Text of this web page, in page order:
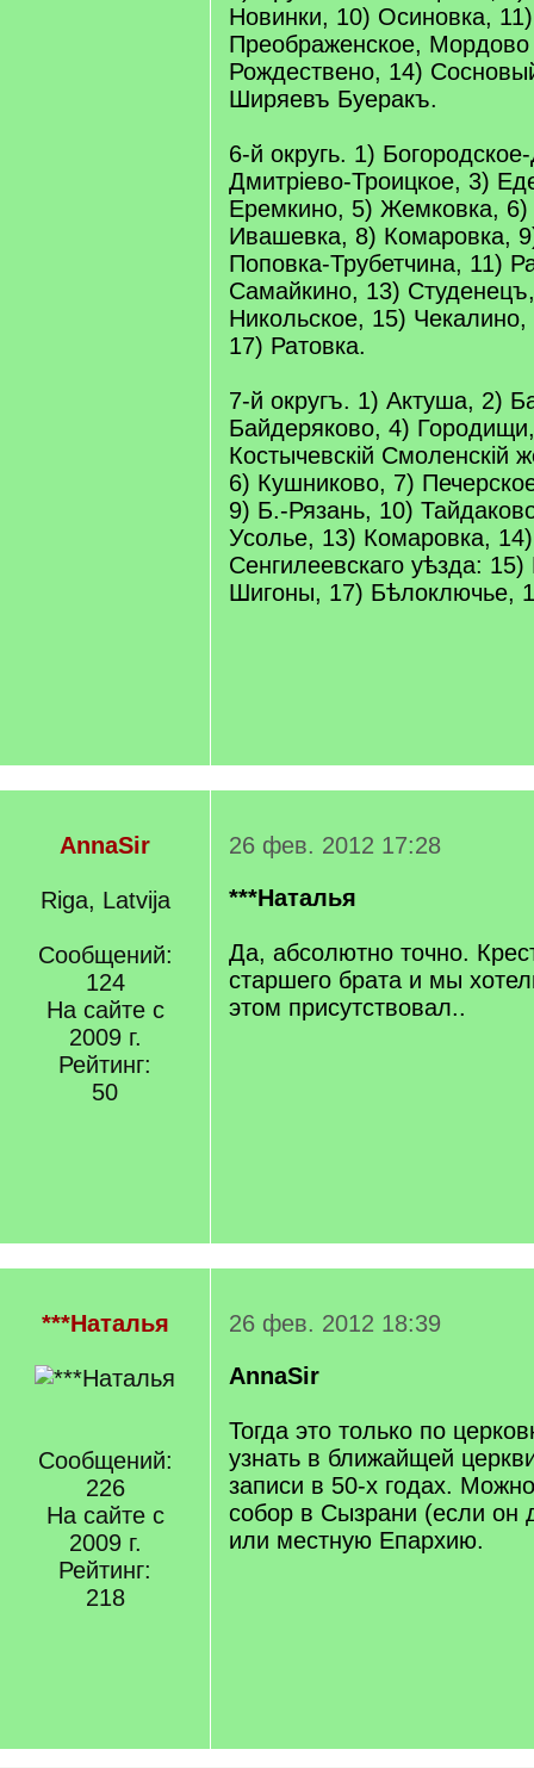
Новинки, 10) Осиновка,
Преображенское,
Рождествено, 14)
Ширяевъ Буеракъ.
6-й округь. 1)
Дмитріево-Троицкое, 3)
Еремкино, 5) Жемковка, 6)
Ивашевка, 8) Комаровка,
Поповка-Трубетчина, 11)
Самайкино, 13)
Никольское, 15)
17) Ратовка.
7-й округъ. 1) Актуша, 2)
Байдеряково, 4)
Костычевскій Смоленскій
6) Кушниково, 7)
9) Б.-Рязань, 10)
Усолье, 13) Комаровка,
Сенгилеевскаго уѣзда:
Шигоны, 17) Бѣлоключье,
AnnaSir
Riga, Latvija
Сообщений:
124
На сайте с
2009 г.
Рейтинг:
50
26 фев. 2012 17:28
***Наталья
Да, абсолютно точно.
старшего брата и мы
этом присутствовал..
***Наталья
Сообщений:
226
На сайте с
2009 г.
Рейтинг:
218
26 фев. 2012 18:39
AnnaSir
Тогда это только по
узнать в ближайщей
записи в 50-х годах.
собор в Сызрани (если он
или местную Епархию.